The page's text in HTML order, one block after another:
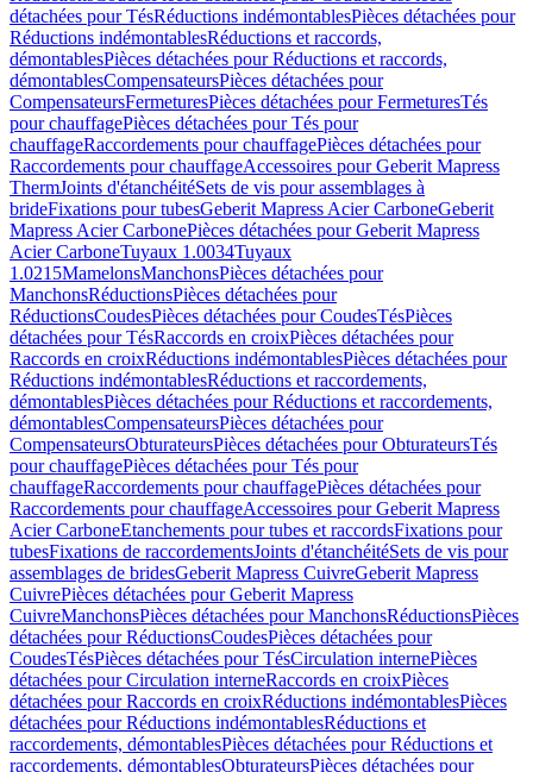
détachées pour TésRéductions indémontablesPièces détachées pour
Réductions indémontablesRéductions et raccords,
démontablesPièces détachées pour Réductions et raccords,
démontablesCompensateursPièces détachées pour
CompensateursFermeturesPièces détachées pour FermeturesTés
pour chauffagePièces détachées pour Tés pour
chauffageRaccordements pour chauffagePièces détachées pour
Raccordements pour chauffageAccessoires pour Geberit Mapress
ThermJoints d'étanchéitéSets de vis pour assemblages à
brideFixations pour tubesGeberit Mapress Acier CarboneGeberit
Mapress Acier CarbonePièces détachées pour Geberit Mapress
Acier CarboneTuyaux 1.0034Tuyaux
1.0215MamelonsManchonsPièces détachées pour
ManchonsRéductionsPièces détachées pour
RéductionsCoudesPièces détachées pour CoudesTésPièces
détachées pour TésRaccords en croixPièces détachées pour
Raccords en croixRéductions indémontablesPièces détachées pour
Réductions indémontablesRéductions et raccordements,
démontablesPièces détachées pour Réductions et raccordements,
démontablesCompensateursPièces détachées pour
CompensateursObturateursPièces détachées pour ObturateursTés
pour chauffagePièces détachées pour Tés pour
chauffageRaccordements pour chauffagePièces détachées pour
Raccordements pour chauffageAccessoires pour Geberit Mapress
Acier CarboneEtanchements pour tubes et raccordsFixations pour
tubesFixations de raccordementsJoints d'étanchéitéSets de vis pour
assemblages de bridesGeberit Mapress CuivreGeberit Mapress
CuivrePièces détachées pour Geberit Mapress
CuivreManchonsPièces détachées pour ManchonsRéductionsPièces
détachées pour RéductionsCoudesPièces détachées pour
CoudesTésPièces détachées pour TésCirculation internePièces
détachées pour Circulation interneRaccords en croixPièces
détachées pour Raccords en croixRéductions indémontablesPièces
détachées pour Réductions indémontablesRéductions et
raccordements, démontablesPièces détachées pour Réductions et
raccordements, démontablesObturateursPièces détachées pour